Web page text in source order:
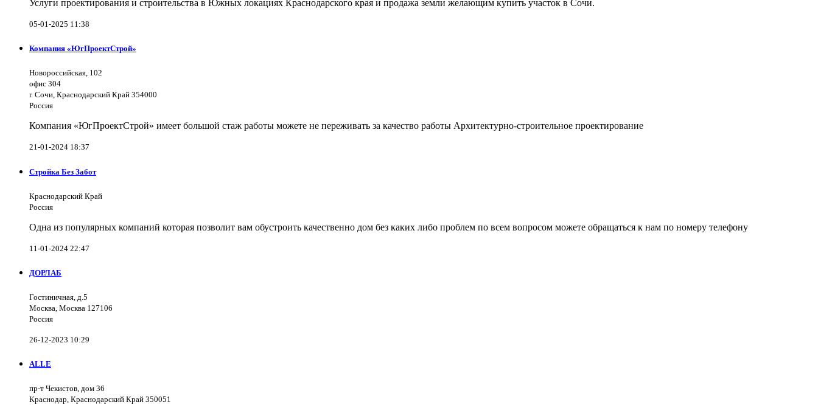
Услуги проектирования и строительства в Южных локациях Краснодарского края и продажа земли желающим купить участок в Сочи.
05-01-2025 11:38
Компания «ЮгПроектСтрой»
Новороссийская, 102
офис 304
г. Сочи, Краснодарский Край 354000
Россия
Компания «ЮгПроектСтрой» имеет большой стаж работы можете не переживать за качество работы Архитектурно-строительное проектирование
21-01-2024 18:37
Стройка Без Забот
Краснодарский Край
Россия
Одна из популярных компаний которая позволит вам обустроить качественно дом без каких либо проблем по всем вопросом можете обращаться к нам по номеру телефону
11-01-2024 22:47
ДОРЛАБ
Гостиничная, д.5
Москва, Москва 127106
Россия
26-12-2023 10:29
ALLE
пр-т Чекистов, дом 36
Краснодар, Краснодарский Край 350051